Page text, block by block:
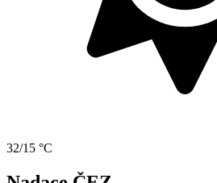
32/15 °C